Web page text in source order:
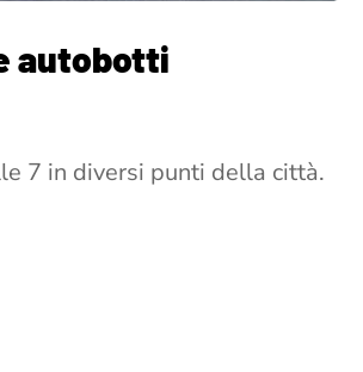
autobotti
7 in diversi punti della città.